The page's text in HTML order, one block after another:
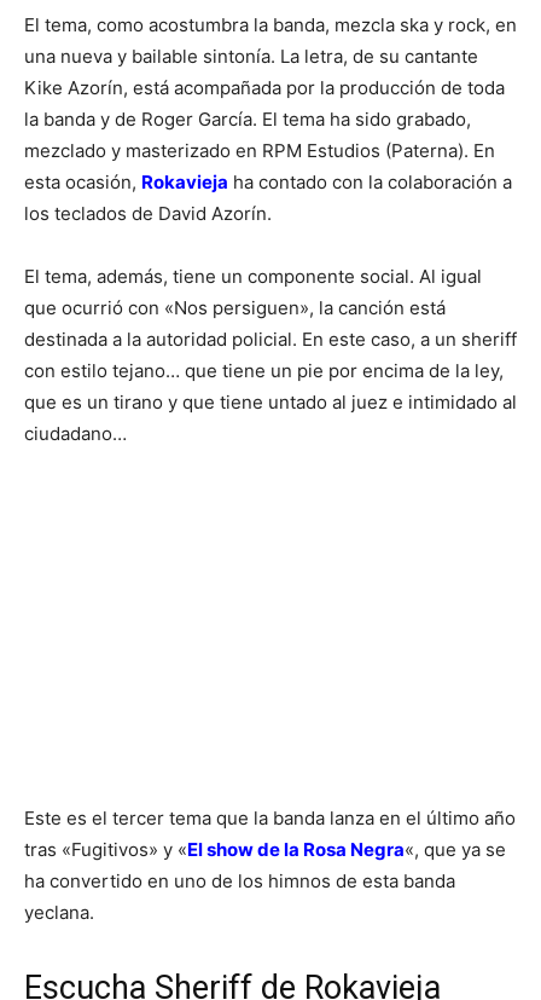
El tema, como acostumbra la banda, mezcla ska y rock, en
una nueva y bailable sintonía. La letra, de su cantante
Kike Azorín, está acompañada por la producción de toda
la banda y de Roger García. El tema ha sido grabado,
mezclado y masterizado en RPM Estudios (Paterna). En
esta ocasión, Rokavieja ha contado con la colaboración a
los teclados de David Azorín.
El tema, además, tiene un componente social. Al igual
que ocurrió con «Nos persiguen», la canción está
destinada a la autoridad policial. En este caso, a un sheriff
con estilo tejano… que tiene un pie por encima de la ley,
que es un tirano y que tiene untado al juez e intimidado al
ciudadano…
Este es el tercer tema que la banda lanza en el último año
tras «Fugitivos» y «El show de la Rosa Negra«, que ya se
ha convertido en uno de los himnos de esta banda
yeclana.
Escucha Sheriff de Rokavieja